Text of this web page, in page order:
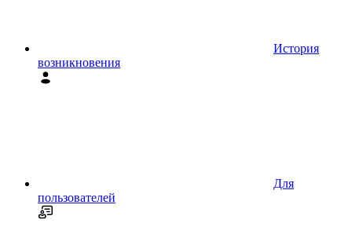
История
возникновения
Для
пользователей